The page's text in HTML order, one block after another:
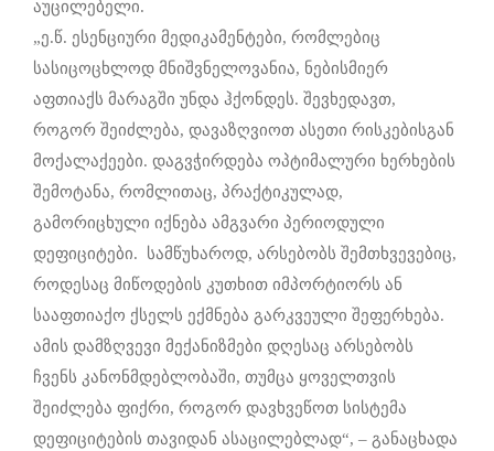
აუცილებელი.
„ე.წ. ესენციური მედიკამენტები, რომლებიც
სასიცოცხლოდ მნიშვნელოვანია, ნებისმიერ
აფთიაქს მარაგში უნდა ჰქონდეს. შევხედავთ,
როგორ შეიძლება, დავაზღვიოთ ასეთი რისკებისგან
მოქალაქეები. დაგვჭირდება ოპტიმალური ხერხების
შემოტანა, რომლითაც, პრაქტიკულად,
გამორიცხული იქნება ამგვარი პერიოდული
დეფიციტები. სამწუხაროდ, არსებობს შემთხვევებიც,
როდესაც მიწოდების კუთხით იმპორტიორს ან
სააფთიაქო ქსელს ექმნება გარკვეული შეფერხება.
ამის დამზღვევი მექანიზმები დღესაც არსებობს
ჩვენს კანონმდებლობაში, თუმცა ყოველთვის
შეიძლება ფიქრი, როგორ დავხვეწოთ სისტემა
დეფიციტების თავიდან ასაცილებლად“, – განაცხადა